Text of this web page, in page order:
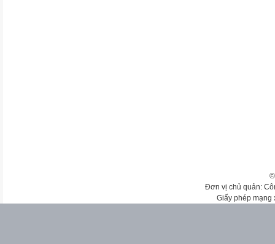
Đơn vị chủ quản:
Giấy phép mạng